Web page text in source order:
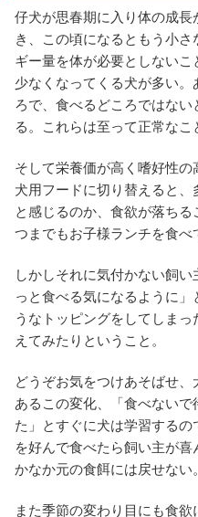
仔犬が思春期に入り体の成長
き、この頃になるともう小
ギー量を体が必要としない
少なくなってくる犬が多い
ろで、食べるどころではな
る。これらは至って正常なこ
そして栄養価が高く嗜好性
犬用フードに切り替えると
と感じるのか、食欲が落ち
つまでもお子様ランチを食べ
しかしそれに気付かない飼
っと食べる気になるように
うなトッピングをしてしま
えてみたりということ。
どうぞお気をつけあそばせ
あるこの変化、「食べない
た」とすぐに犬は学習する
を好んで食べたら飼い主が
かなか元の食餌には戻せない
また季節の変わり目にも食